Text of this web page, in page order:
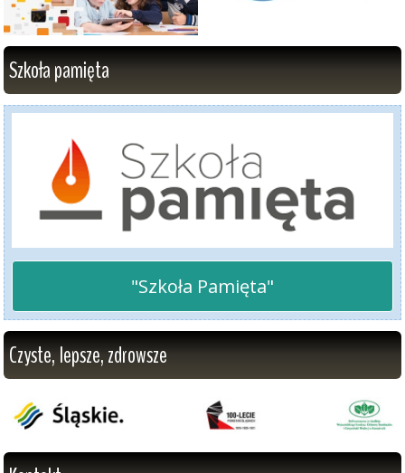
Szkoła pamięta
"Szkoła Pamięta"
Czyste, lepsze, zdrowsze